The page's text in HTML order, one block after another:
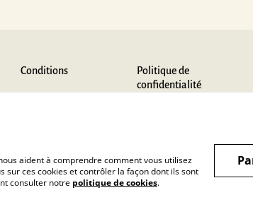
Conditions
Politique de
confidentialité
canin à prix tout doux
aident à comprendre comment vous utilisez
sur ces cookies et contrôler la façon dont ils sont
consulter notre politique de cookies.